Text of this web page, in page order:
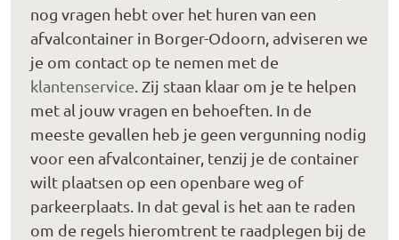
nog vragen hebt over het huren van een
afvalcontainer in Borger-Odoorn, adviseren we
je om contact op te nemen met de
klantenservice . Zij staan klaar om je te helpen
met al jouw vragen en behoeften. In de
meeste gevallen heb je geen vergunning nodig
voor een afvalcontainer, tenzij je de container
wilt plaatsen op een openbare weg of
parkeerplaats. In dat geval is het aan te raden
om de regels hieromtrent te raadplegen bij de